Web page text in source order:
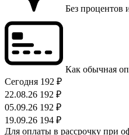
Без процентов
Как обычная
Сегодня 192 ₽
22.08.26 192 ₽
05.09.26 192 ₽
19.09.26 194 ₽
Для оплаты в рассрочку при